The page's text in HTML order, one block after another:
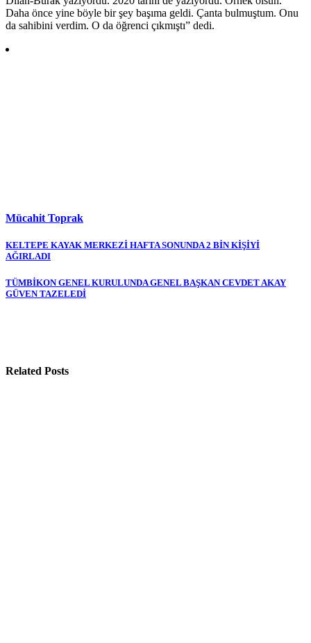
Daha önce yine böyle bir şey başıma geldi. Çanta bulmuştum. Onu
da sahibini verdim. O da öğrenci çıkmıştı” dedi.
Mücahit Toprak
Yazı
gezinmesi
KELTEPE KAYAK MERKEZİ HAFTA SONUNDA 2 BİN KİŞİYİ
AĞIRLADI
TÜMBİKON GENEL KURULUNDA GENEL BAŞKAN CEVDET AKAY
GÜVEN TAZELEDİ
Related Posts